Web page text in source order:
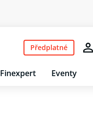
Finexpert Eventy
Předplatné